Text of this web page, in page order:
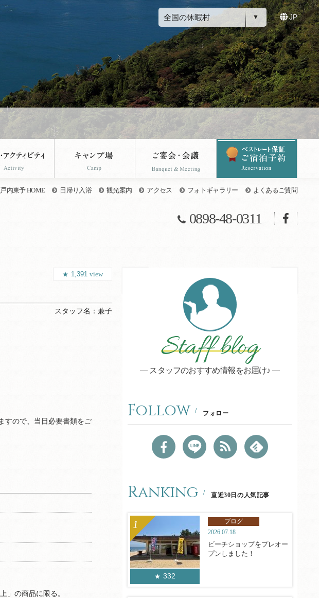
全国の休暇村 JP
内東予 HOME 日帰り入浴 観光案内 アクセス フォトギャラリー よくあるご質問
0898-48-0311
1,391 view
スタッフ名： 兼子
すので、当日必要書類をご
の商品に限る。
Staff blog
スタッフのおすすめ情報をお届け♪
Follow フォロー
Ranking 直近30日の人気記事
332
ブログ
2026.07.18
ビーチショップをプレオー
プンしました！